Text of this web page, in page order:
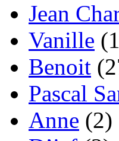
Jean
Vanille
Benoit
Pascal
Anne (2)